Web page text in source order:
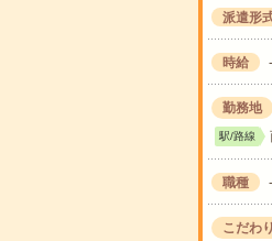
派遣形
時給
勤務地
駅/路線
職種
こだわ